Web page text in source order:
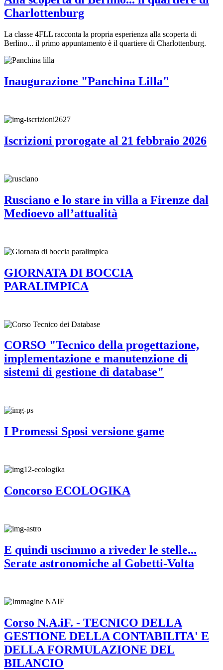
Charlottenburg
La classe 4FLL racconta la propria esperienza alla scoperta di
Berlino... il primo appuntamento è il quartiere di Charlottenburg.
Inaugurazione "Panchina Lilla"
Iscrizioni prorogate al 21 febbraio 2026
Rusciano e lo stare in villa a Firenze dal
Medioevo all’attualità
GIORNATA DI BOCCIA
PARALIMPICA
CORSO "Tecnico della progettazione,
implementazione e manutenzione di
sistemi di gestione di database"
I Promessi Sposi versione game
Concorso ECOLOGIKA
E quindi uscimmo a riveder le stelle...
Serate astronomiche al Gobetti-Volta
Corso N.A.iF. - TECNICO DELLA
GESTIONE DELLA CONTABILITA' E
DELLA FORMULAZIONE DEL
BILANCIO